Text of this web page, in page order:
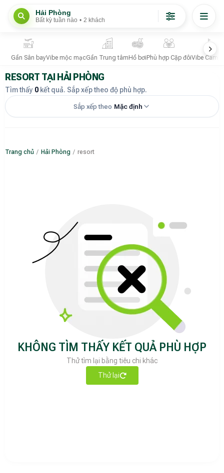
Hải Phòng
Bất kỳ tuần nào • 2 khách
Gần Sân bayVibe mộc mạcGần Trung tâm Hồ bơi Phù hợp Cặp đôiVibe
RESORT TẠI HẢI PHÒNG
Tìm thấy 0 kết quả. Sắp xếp theo độ phù hợp.
Sắp xếp theo Mặc định
Trang chủ / Hải Phòng / resort
KHÔNG TÌM THẤY KẾT QUẢ PHÙ HỢP
Thử tìm lại bằng tiêu chi khác
Thử lại